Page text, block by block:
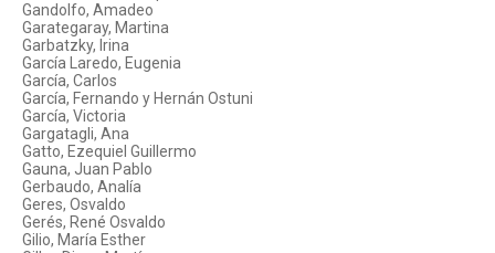
Gandolfo, Amadeo
Garategaray, Martina
Garbatzky, Irina
García Laredo, Eugenia
García, Carlos
García, Fernando y Hernán Ostuni
García, Victoria
Gargatagli, Ana
Gatto, Ezequiel Guillermo
Gauna, Juan Pablo
Gerbaudo, Analía
Geres, Osvaldo
Gerés, René Osvaldo
Gilio, María Esther